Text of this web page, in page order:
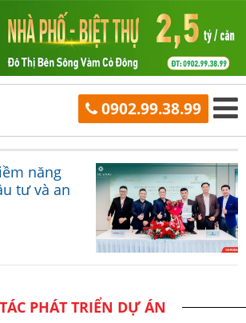
0902.99.38.99
năng
tư và an
PHÁT TRIỂN DỰ ÁN